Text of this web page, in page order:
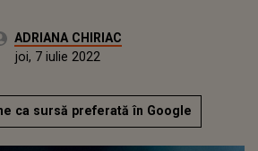
ADRIANA CHIRIAC
Actualizat:
joi, 7 iulie 2022
ca sursă preferată în Google